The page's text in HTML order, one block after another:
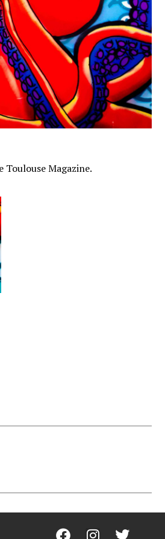
Toulouse Magazine.